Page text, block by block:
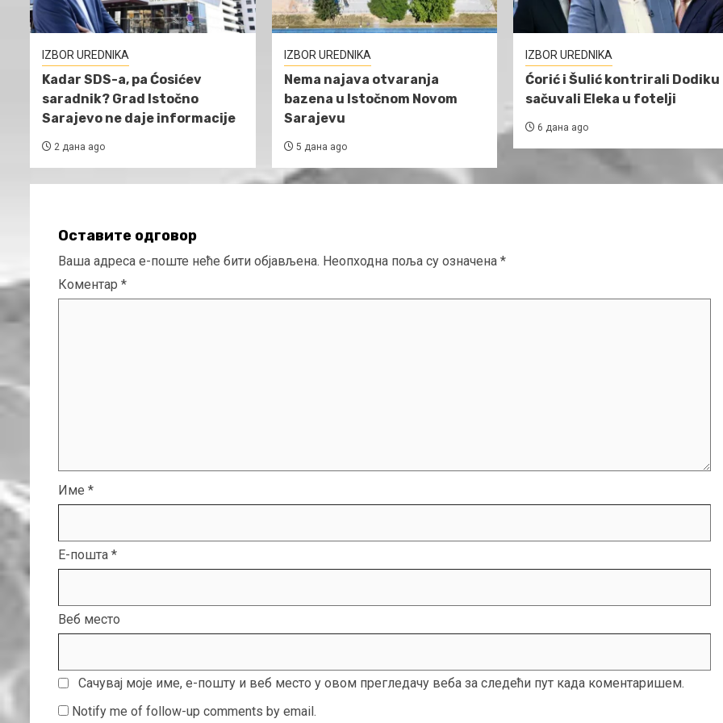
IZBOR UREDNIKA
Kadar SDS-a, pa Ćosićev
saradnik? Grad Istočno
Sarajevo ne daje informacije
2 дана ago
IZBOR UREDNIKA
Nema najava otvaranja
bazena u Istočnom Novom
Sarajevu
5 дана ago
IZBOR UREDNIKA
Ćorić i Šulić kontrirali Dodiku
sačuvali Eleka u fotelji
6 дана ago
Оставите одговор
Ваша адреса е-поште неће бити објављена. Неопходна поља су означена *
Коментар *
Име *
Е-пошта *
Веб место
Сачувај моје име, е-пошту и веб место у овом прегледачу веба за следећи пут када коментаришем.
Notify me of follow-up comments by email.